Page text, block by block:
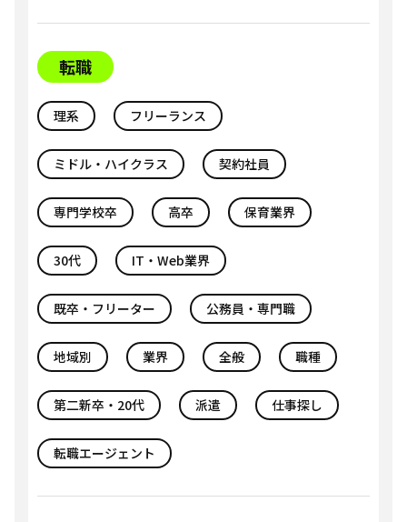
転職
理系 フリーランス
ミドル・ハイクラス 契約社員
専門学校卒 高卒 保育業界
30代 IT・Web業界
既卒・フリーター 公務員・専門職
地域別 業界 全般 職種
第二新卒・20代 派遣 仕事探し
転職エージェント